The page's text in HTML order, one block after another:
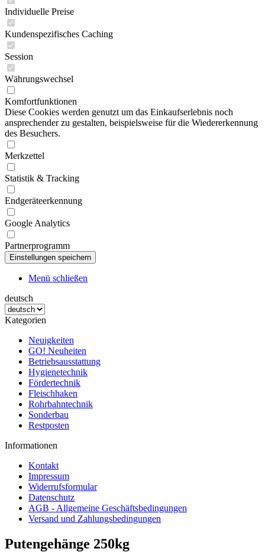
Individuelle Preise
Kundenspezifisches Caching
Session
Währungswechsel
Komfortfunktionen
Diese Cookies werden genutzt um das Einkaufserlebnis noch
ansprechender zu gestalten, beispielsweise für die Wiedererkennung
des Besuchers.
Merkzettel
Statistik & Tracking
Endgeräteerkennung
Google Analytics
Partnerprogramm
Menü schließen
deutsch
Kategorien
Neuigkeiten
GO! Neuheiten
Betriebsausstattung
Hygienetechnik
Fördertechnik
Fleischhaken
Rohrbahntechnik
Sonderbau
Restposten
Informationen
Kontakt
Impressum
Widerrufsformular
Datenschutz
AGB - Allgemeine Geschäftsbedingungen
Versand und Zahlungsbedingungen
Putengehänge 250kg